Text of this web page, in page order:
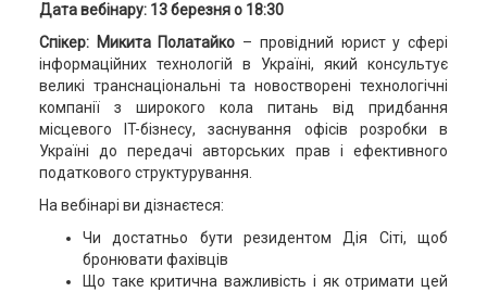
Дата вебінару: 13 березня о 18:30
Спікер: Микита Полатайко – провідний юрист у сфері
інформаційних технологій в Україні, який консультує
великі транснаціональні та новостворені технологічні
компанії з широкого кола питань від придбання
місцевого IT-бізнесу, заснування офісів розробки в
Україні до передачі авторських прав і ефективного
податкового структурування.
На вебінарі ви дізнаєтеся:
Чи достатньо бути резидентом Дія Сіті, щоб
бронювати фахівців
Що таке критична важливість і як отримати цей